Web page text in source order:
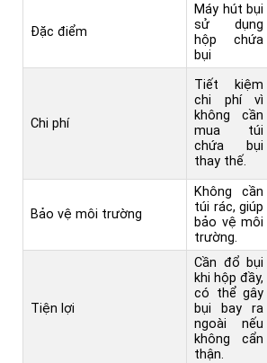
Đặc điểm
Máy hút bụi
sử dụng
hộp chứa
bụi
Chi phí
Tiết kiệm
chi phí vì
không cần
mua túi
chứa bụi
thay thế.
Bảo vệ môi trường
Không cần
túi rác, giúp
bảo vệ môi
trường.
Tiện lợi
Cần đổ bụi
khi hộp đầy,
có thể gây
bụi bay ra
ngoài nếu
không cẩn
thận.